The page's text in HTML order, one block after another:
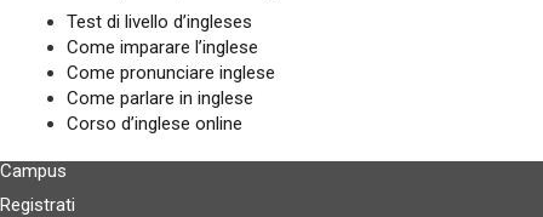
Test di livello d’ingleses
Come imparare l’inglese
Come pronunciare inglese
Come parlare in inglese
Corso d’inglese online
Campus
Registrati